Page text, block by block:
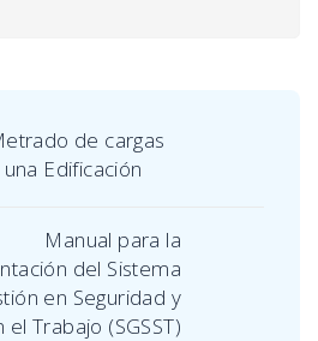
de cargas
Edificación
Manual para la
del Sistema
en Seguridad y
el Trabajo (SGSST)